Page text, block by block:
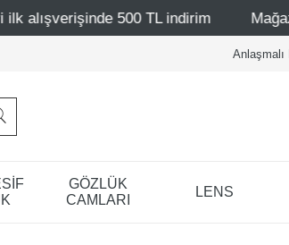
TL indirim Mağazalarımız –
Anlaşmalı
GÖZLÜK
CAMLARI
LENS